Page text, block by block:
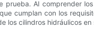
prueba. Al comprender
cumplan con los
los cilindros hidráulicos